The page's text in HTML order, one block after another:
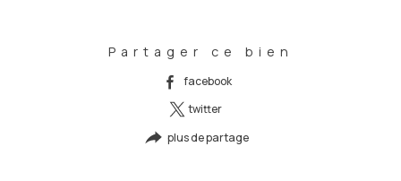
Partager ce bien
facebook
twitter
plus de partage